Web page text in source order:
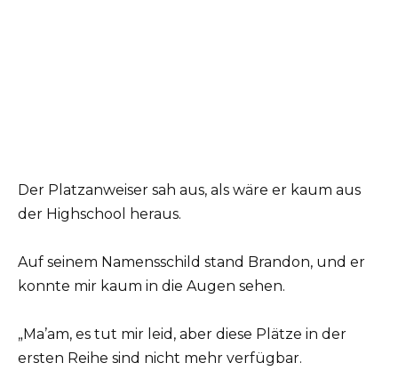
Der Platzanweiser sah aus, als wäre er kaum aus
der Highschool heraus.
Auf seinem Namensschild stand Brandon, und er
konnte mir kaum in die Augen sehen.
„Ma’am, es tut mir leid, aber diese Plätze in der
ersten Reihe sind nicht mehr verfügbar.